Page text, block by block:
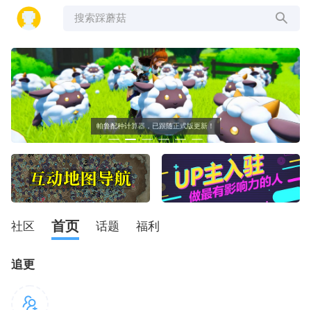
搜索踩蘑菇
帕鲁配种计算器，已跟随正式版更新！
社区 首页 话题 福利
追更